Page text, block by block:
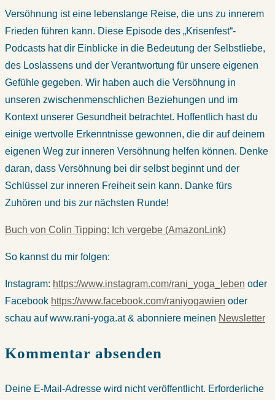
Versöhnung ist eine lebenslange Reise, die uns zu innerem
Frieden führen kann. Diese Episode des „Krisenfest“-
Podcasts hat dir Einblicke in die Bedeutung der Selbstliebe,
des Loslassens und der Verantwortung für unsere eigenen
Gefühle gegeben. Wir haben auch die Versöhnung in
unseren zwischenmenschlichen Beziehungen und im
Kontext unserer Gesundheit betrachtet. Hoffentlich hast du
einige wertvolle Erkenntnisse gewonnen, die dir auf deinem
eigenen Weg zur inneren Versöhnung helfen können. Denke
daran, dass Versöhnung bei dir selbst beginnt und der
Schlüssel zur inneren Freiheit sein kann. Danke fürs
Zuhören und bis zur nächsten Runde!
Buch von Colin Tipping: Ich vergebe (AmazonLink)
So kannst du mir folgen:
Instagram: https://www.instagram.com/rani_yoga_leben oder
Facebook https://www.facebook.com/raniyogawien oder
schau auf www.rani-yoga.at & abonniere meinen Newsletter
Kommentar absenden
Deine E-Mail-Adresse wird nicht veröffentlicht. Erforderliche